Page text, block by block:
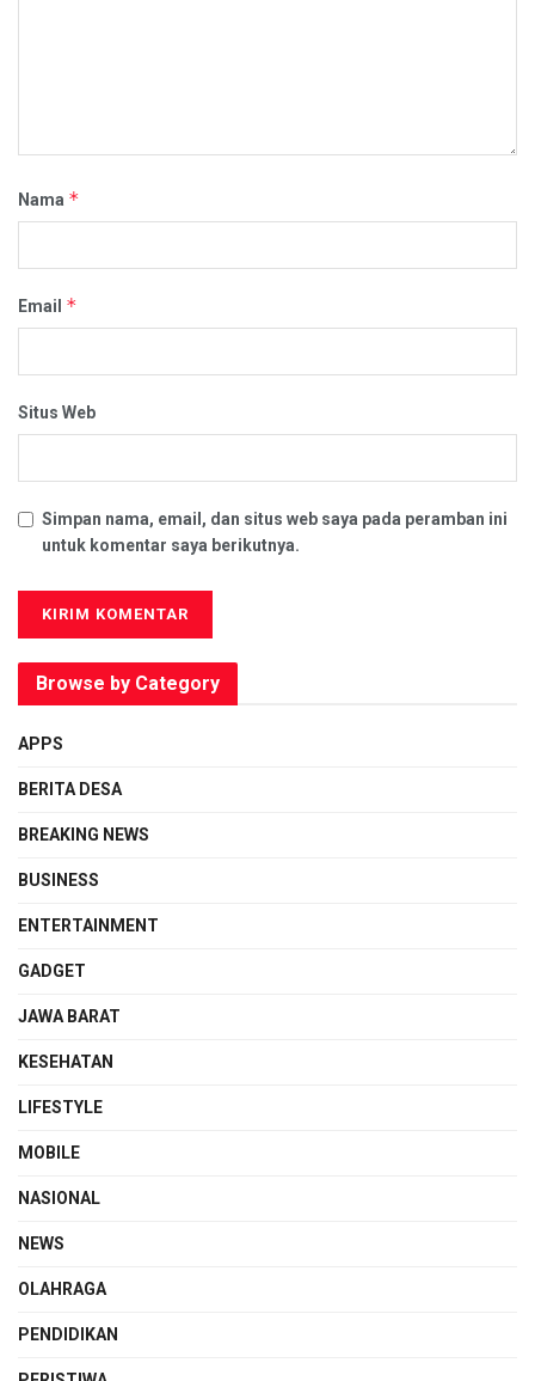
Nama *
Email *
Situs Web
Simpan nama, email, dan situs web saya pada peramban ini
untuk komentar saya berikutnya.
Browse by Category
APPS
BERITA DESA
BREAKING NEWS
BUSINESS
ENTERTAINMENT
GADGET
JAWA BARAT
KESEHATAN
LIFESTYLE
MOBILE
NASIONAL
NEWS
OLAHRAGA
PENDIDIKAN